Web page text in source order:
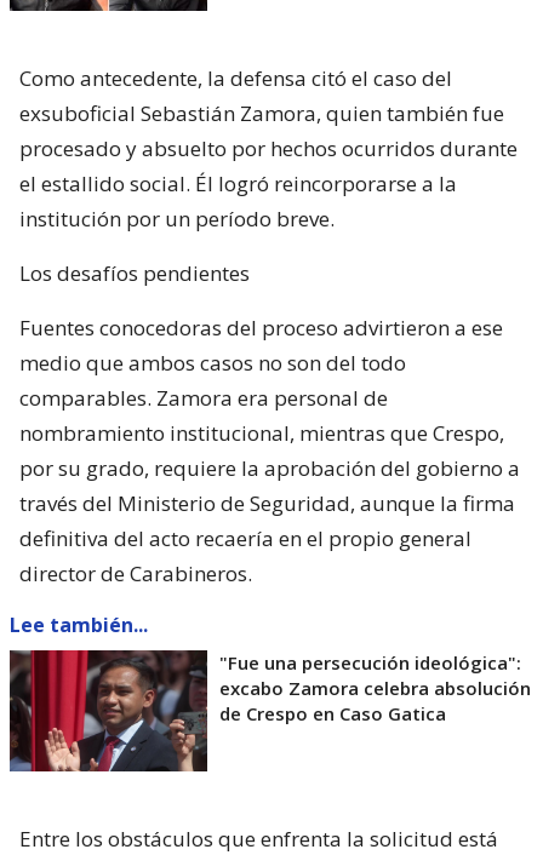
Como antecedente, la defensa citó el caso del
exsuboficial Sebastián Zamora, quien también fue
procesado y absuelto por hechos ocurridos durante
el estallido social. Él logró reincorporarse a la
institución por un período breve.
Los desafíos pendientes
Fuentes conocedoras del proceso advirtieron a ese
medio que ambos casos no son del todo
comparables. Zamora era personal de
nombramiento institucional, mientras que Crespo,
por su grado, requiere la aprobación del gobierno a
través del Ministerio de Seguridad, aunque la firma
definitiva del acto recaería en el propio general
director de Carabineros.
Lee también...
"Fue una persecución ideológica":
excabo Zamora celebra absolución
de Crespo en Caso Gatica
Entre los obstáculos que enfrenta la solicitud está